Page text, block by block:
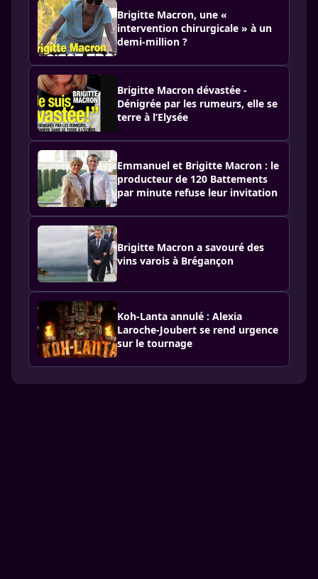
Brigitte Macron, une «
intervention chirurgicale » à un
demi-million ?
Brigitte Macron dévastée -
Dénigrée par les rumeurs, elle se
terre à l’Elysée
Emma­nuel et Brigitte Macron : le
produc­teur de 120 Batte­ments
par minute refuse leur invi­ta­tion
Brigitte Macron a savouré des
vins varois à Brégançon
Koh-Lanta annulé : Alexia
Laroche-Joubert se rend urgence
sur le tour­nage